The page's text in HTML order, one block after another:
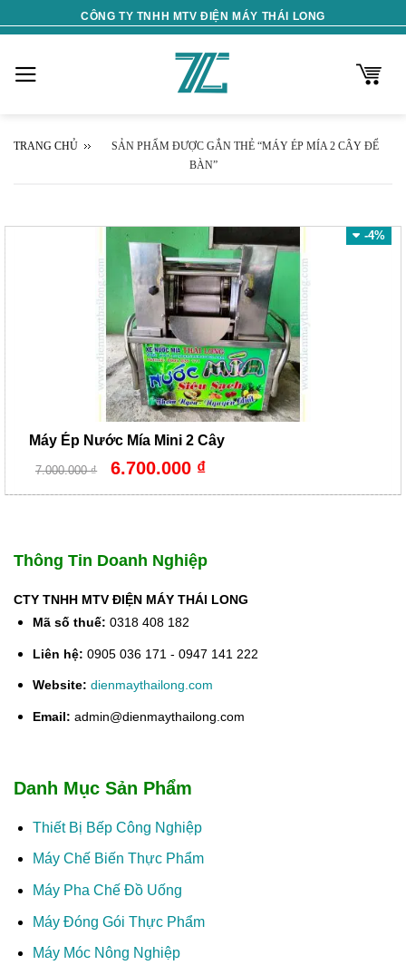
to
CÔNG TY TNHH MTV ĐIỆN MÁY THÁI LONG
TRANG CHỦ
SẢN PHẨM ĐƯỢC GẮN THẺ “MÁY ÉP MÍA 2 CÂY ĐỂ
BÀN”
-4%
Máy Ép Nước Mía Mini 2 Cây
7.000.000₫
Giá
gốc
7.000.000 ₫.
6.700.000 ₫Giá
hiện
là:
Thông Tin Doanh Nghiệp
CTY TNHH MTV ĐIỆN MÁY THÁI LONG
Mã số thuế: 0318 408 182
Liên hệ: 0905 036 171 - 0947 141 222
Website: dienmaythailong.com
Email: admin@dienmaythailong.com
Danh Mục Sản Phẩm
Thiết Bị Bếp Công Nghiệp
Máy Chế Biến Thực Phẩm
Máy Pha Chế Đồ Uống
Máy Đóng Gói Thực Phẩm
Máy Móc Nông Nghiệp